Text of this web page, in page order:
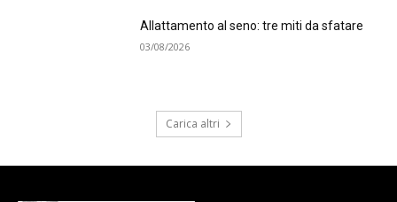
Allattamento al seno: tre miti da sfatare
03/08/2026
Carica altri